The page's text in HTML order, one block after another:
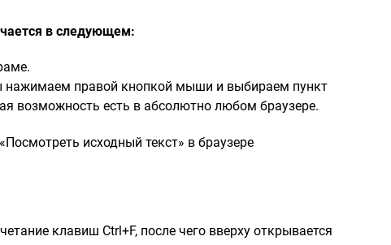
в следующем:
нажимаем правой кнопкой мыши и выбираем пункт
возможность есть в абсолютно любом браузере.
клавиш Ctrl+F, после чего вверху открывается